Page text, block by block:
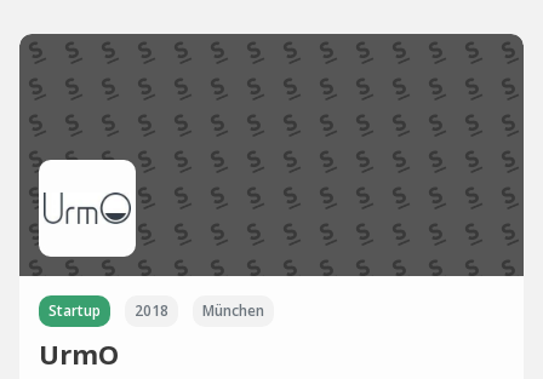
Startup 2018 München
UrmO